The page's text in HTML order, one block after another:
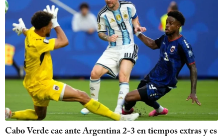
Cabo Verde cae ante Argentina 2-3 en tiempos extras y es